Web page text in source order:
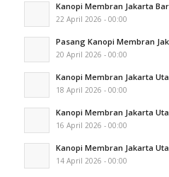
Kanopi Membran Jakarta
22 April 2026 - 00:00
Pasang Kanopi Membran
20 April 2026 - 00:00
Kanopi Membran Jakarta
18 April 2026 - 00:00
Kanopi Membran Jakarta
16 April 2026 - 00:00
Kanopi Membran Jakarta
14 April 2026 - 00:00